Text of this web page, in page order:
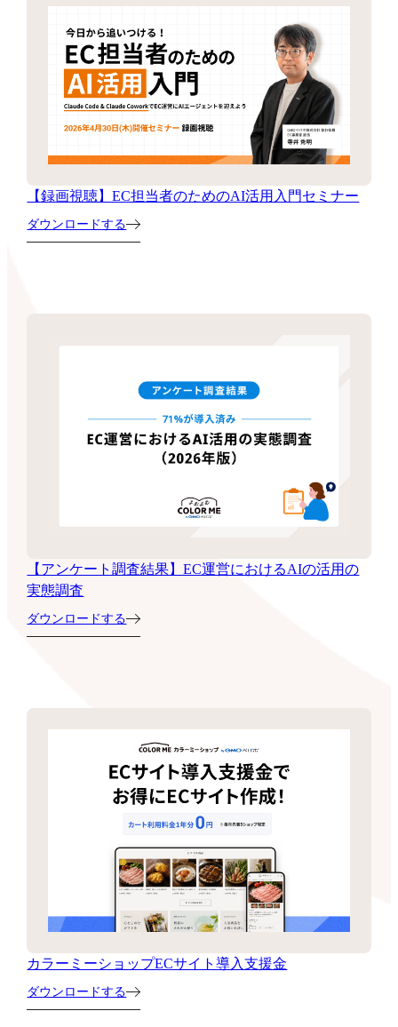
【録画視聴】EC担当者のためのAI活用入門セミナー
ダウンロードする
【アンケート調査結果】EC運営におけるAIの活用の
実態調査
ダウンロードする
カラーミーショップECサイト導入支援金
ダウンロードする